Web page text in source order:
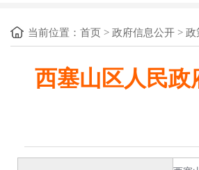
当前位置： 首页 > 政府信息公开 > 政
西塞山区人民政